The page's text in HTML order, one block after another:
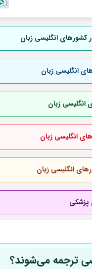
انگلیسی زبان
انگلیسی زبان
انگلیسی زبان
انگلیسی زبان
انگلیسی زبان
پزشکی
ترجمه می‌شوند؟